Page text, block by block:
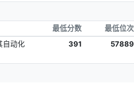
最低分数 最低位次
自动化 391 57889